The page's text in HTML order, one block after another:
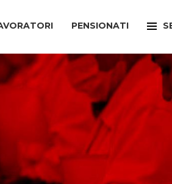
PENSIONATI
CAAF